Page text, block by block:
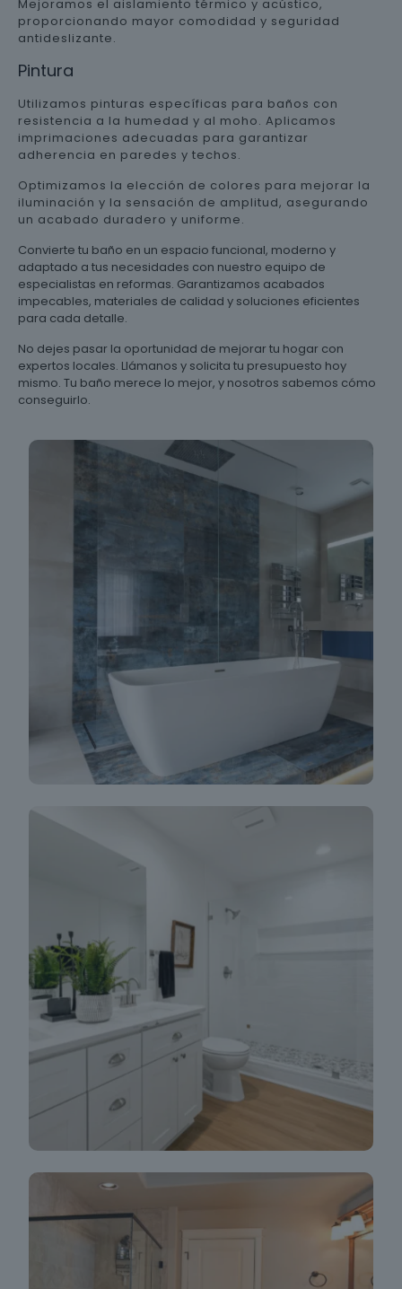
Mejoramos el aislamiento térmico y acústico,
proporcionando mayor comodidad y seguridad
antideslizante.
Pintura
Utilizamos pinturas específicas para baños con
resistencia a la humedad y al moho. Aplicamos
imprimaciones adecuadas para garantizar
adherencia en paredes y techos.
Optimizamos la elección de colores para mejorar la
iluminación y la sensación de amplitud, asegurando
un acabado duradero y uniforme.
Convierte tu baño en un espacio funcional, moderno y
adaptado a tus necesidades con nuestro equipo de
especialistas en reformas. Garantizamos acabados
impecables, materiales de calidad y soluciones eficientes
para cada detalle.
No dejes pasar la oportunidad de mejorar tu hogar con
expertos locales. Llámanos y solicita tu presupuesto hoy
mismo. Tu baño merece lo mejor, y nosotros sabemos cómo
conseguirlo.